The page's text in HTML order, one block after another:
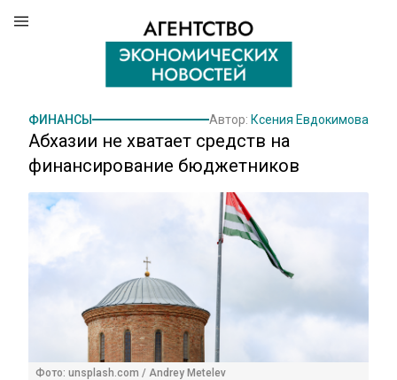
ФИНАНСЫ Автор: Ксения Евдокимова
Абхазии не хватает средств на
финансирование бюджетников
Фото: unsplash.com / Andrey Metelev